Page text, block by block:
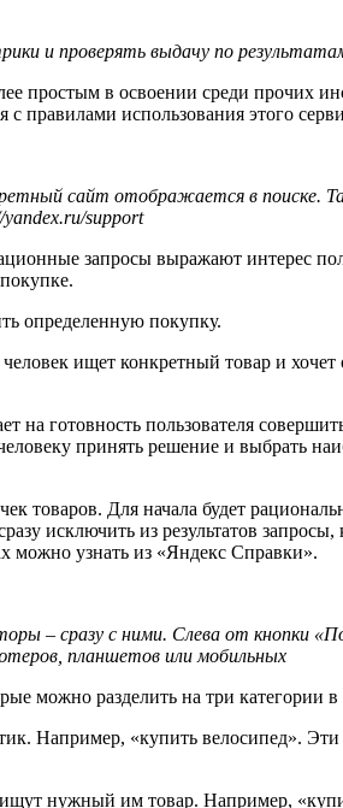
и проверять выдачу по
простым в освоении среди прочих
правилами использования этого
сайт отображается в поиске.
support
запросы выражают интерес
определенную покупку.
ищет конкретный товар и
на готовность пользователя
принять решение и выбрать
Для начала будет
исключить из результатов
можно узнать из «Яндекс Справки».
– сразу с ними. Слева от кнопки
планшетов или мобильных
можно разделить на три категории
Например, «купить велосипед».
нужный им товар. Например,